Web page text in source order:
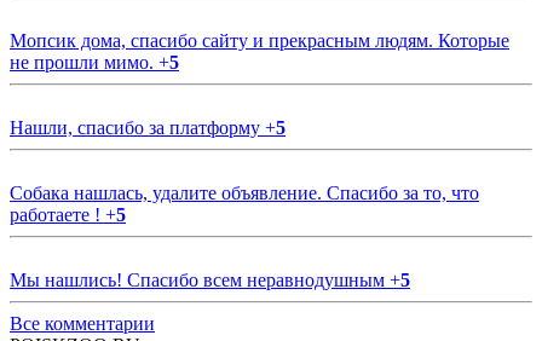
Мопсик дома, спасибо сайту и прекрасным людям. Которые
не прошли мимо. +5
Нашли, спасибо за платформу +5
Собака нашлась, удалите объявление. Спасибо за то, что
работаете ! +5
Мы нашлись! Спасибо всем неравнодушным +5
Все комментарии